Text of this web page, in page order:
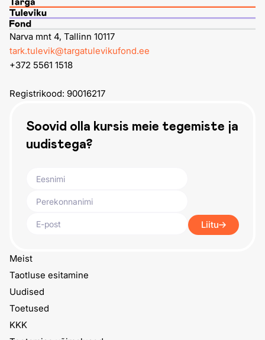
Narva mnt 4, Tallinn 10117
tark.tulevik@targatulevikufond.ee
+372 5561 1518
Registrikood: 90016217
Soovid olla kursis meie tegemiste ja
uudistega?
Liitu
Meist
Taotluse esitamine
Uudised
Toetused
KKK